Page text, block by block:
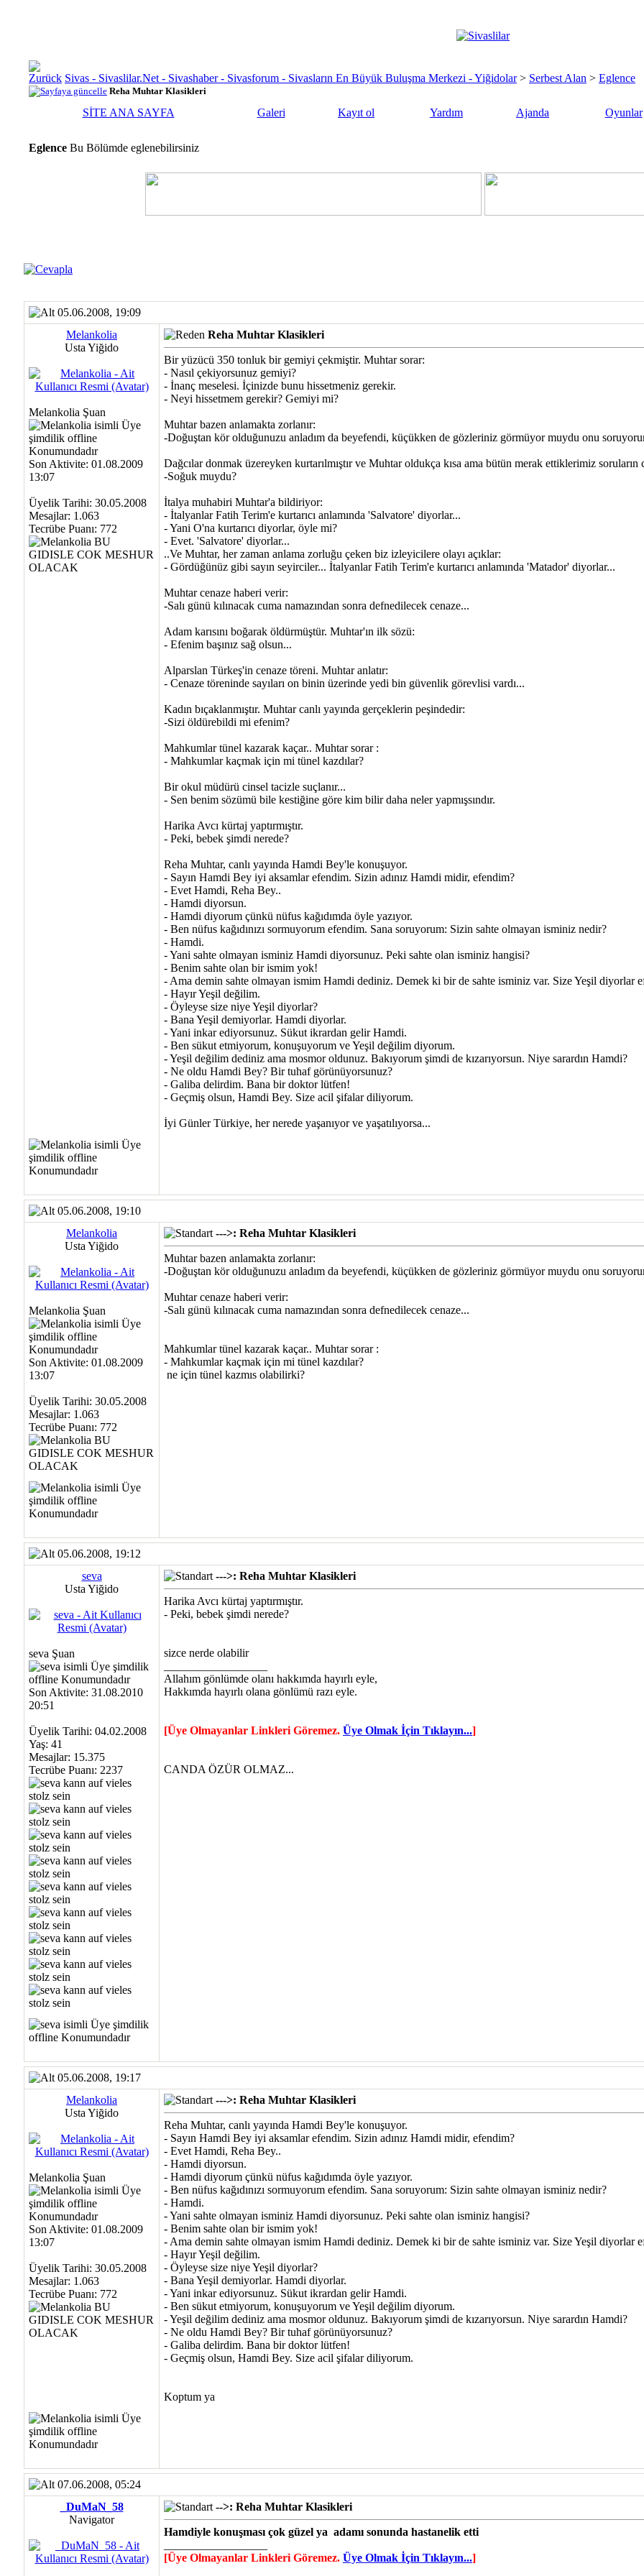
Sivas - Sivaslilar.Net - Sivashaber - Sivasforum - Sivasların En Büyük Buluşma Merkezi - Yiğidolar > Serbest Alan > Eglence
Reha Muhtar Klasikleri
SİTE ANA SAYFA Galeri Kayıt ol Yardım Ajanda Oyunlar
Eglence Bu Bölümde eglenebilirsiniz
05.06.2008, 19:09
Melankolia
Usta Yiğido
Melankolia Şuan
Son Aktivite: 01.08.2009
13:07
Üyelik Tarihi: 30.05.2008
Mesajlar: 1.063
Tecrübe Puanı: 772
Reha Muhtar Klasikleri
Bir yüzücü 350 tonluk bir gemiyi çekmiştir. Muhtar sorar:
- Nasıl çekiyorsunuz gemiyi?
- İnanç meselesi. İçinizde bunu hissetmeniz gerekir.
- Neyi hissetmem gerekir? Gemiyi mi?
Muhtar bazen anlamakta zorlanır:
-Doğuştan kör olduğunuzu anladım da beyefendi, küçükken de gözleriniz görmüyor muydu onu
Dağcılar donmak üzereyken kurtarılmıştır ve Muhtar oldukça kısa ama bütün merak ettiklerimiz
-Soğuk muydu?
İtalya muhabiri Muhtar'a bildiriyor:
- İtalyanlar Fatih Terim'e kurtarıcı anlamında 'Salvatore' diyorlar...
- Yani O'na kurtarıcı diyorlar, öyle mi?
- Evet. 'Salvatore' diyorlar...
..Ve Muhtar, her zaman anlama zorluğu çeken biz izleyicilere olayı açıklar:
- Gördüğünüz gibi sayın seyirciler... İtalyanlar Fatih Terim'e kurtarıcı anlamında 'Matador' diyorlar...
Muhtar cenaze haberi verir:
-Salı günü kılınacak cuma namazından sonra defnedilecek cenaze...
Adam karısını boğarak öldürmüştür. Muhtar'ın ilk sözü:
- Efenim başınız sağ olsun...
Alparslan Türkeş'in cenaze töreni. Muhtar anlatır:
- Cenaze töreninde sayıları on binin üzerinde yedi bin güvenlik görevlisi vardı...
Kadın bıçaklanmıştır. Muhtar canlı yayında gerçeklerin peşindedir:
-Sizi öldürebildi mi efenim?
Mahkumlar tünel kazarak kaçar.. Muhtar sorar :
- Mahkumlar kaçmak için mi tünel kazdılar?
Bir okul müdürü cinsel tacizle suçlanır...
- Sen benim sözümü bile kestiğine göre kim bilir daha neler yapmışsındır.
Harika Avcı kürtaj yaptırmıştır.
- Peki, bebek şimdi nerede?
Reha Muhtar, canlı yayında Hamdi Bey'le konuşuyor.
- Sayın Hamdi Bey iyi aksamlar efendim. Sizin adınız Hamdi midir, efendim?
- Evet Hamdi, Reha Bey..
- Hamdi diyorsun.
- Hamdi diyorum çünkü nüfus kağıdımda öyle yazıyor.
- Ben nüfus kağıdınızı sormuyorum efendim. Sana soruyorum: Sizin sahte olmayan isminiz nedir?
- Hamdi.
- Yani sahte olmayan isminiz Hamdi diyorsunuz. Peki sahte olan isminiz hangisi?
- Benim sahte olan bir ismim yok!
- Ama demin sahte olmayan ismim Hamdi dediniz. Demek ki bir de sahte isminiz var. Size Yeşil diyorlar
- Hayır Yeşil değilim.
- Öyleyse size niye Yeşil diyorlar?
- Bana Yeşil demiyorlar. Hamdi diyorlar.
- Yani inkar ediyorsunuz. Sükut ikrardan gelir Hamdi.
- Ben sükut etmiyorum, konuşuyorum ve Yeşil değilim diyorum.
- Yeşil değilim dediniz ama mosmor oldunuz. Bakıyorum şimdi de kızarıyorsun. Niye sarardın Hamdi?
- Ne oldu Hamdi Bey? Bir tuhaf görünüyorsunuz?
- Galiba delirdim. Bana bir doktor lütfen!
- Geçmiş olsun, Hamdi Bey. Size acil şifalar diliyorum.
İyi Günler Türkiye, her nerede yaşanıyor ve yaşatılıyorsa...
05.06.2008, 19:10
Melankolia
Usta Yiğido
Melankolia Şuan
Son Aktivite: 01.08.2009
13:07
Üyelik Tarihi: 30.05.2008
Mesajlar: 1.063
Tecrübe Puanı: 772
--->: Reha Muhtar Klasikleri
Muhtar bazen anlamakta zorlanır:
-Doğuştan kör olduğunuzu anladım da beyefendi, küçükken de gözleriniz görmüyor muydu onu
Muhtar cenaze haberi verir:
-Salı günü kılınacak cuma namazından sonra defnedilecek cenaze...
Mahkumlar tünel kazarak kaçar.. Muhtar sorar :
- Mahkumlar kaçmak için mi tünel kazdılar?
ne için tünel kazmıs olabilirki?
05.06.2008, 19:12
seva
Usta Yiğido
seva Şuan
Son Aktivite: 31.08.2010
20:51
Üyelik Tarihi: 04.02.2008
Yaş: 41
Mesajlar: 15.375
Tecrübe Puanı: 2237
--->: Reha Muhtar Klasikleri
Harika Avcı kürtaj yaptırmıştır.
- Peki, bebek şimdi nerede?
sizce nerde olabilir
Allahım gönlümde olanı hakkımda hayırlı eyle,
Hakkımda hayırlı olana gönlümü razı eyle.
[Üye Olmayanlar Linkleri Göremez. Üye Olmak İçin Tıklayın...]
CANDA ÖZÜR OLMAZ...
05.06.2008, 19:17
Melankolia
Usta Yiğido
Melankolia Şuan
Son Aktivite: 01.08.2009
13:07
Üyelik Tarihi: 30.05.2008
Mesajlar: 1.063
Tecrübe Puanı: 772
--->: Reha Muhtar Klasikleri
Reha Muhtar, canlı yayında Hamdi Bey'le konuşuyor.
- Sayın Hamdi Bey iyi aksamlar efendim. Sizin adınız Hamdi midir, efendim?
- Evet Hamdi, Reha Bey..
- Hamdi diyorsun.
- Hamdi diyorum çünkü nüfus kağıdımda öyle yazıyor.
- Ben nüfus kağıdınızı sormuyorum efendim. Sana soruyorum: Sizin sahte olmayan isminiz nedir?
- Hamdi.
- Yani sahte olmayan isminiz Hamdi diyorsunuz. Peki sahte olan isminiz hangisi?
- Benim sahte olan bir ismim yok!
- Ama demin sahte olmayan ismim Hamdi dediniz. Demek ki bir de sahte isminiz var. Size Yeşil diyorlar
- Hayır Yeşil değilim.
- Öyleyse size niye Yeşil diyorlar?
- Bana Yeşil demiyorlar. Hamdi diyorlar.
- Yani inkar ediyorsunuz. Sükut ikrardan gelir Hamdi.
- Ben sükut etmiyorum, konuşuyorum ve Yeşil değilim diyorum.
- Yeşil değilim dediniz ama mosmor oldunuz. Bakıyorum şimdi de kızarıyorsun. Niye sarardın Hamdi?
- Ne oldu Hamdi Bey? Bir tuhaf görünüyorsunuz?
- Galiba delirdim. Bana bir doktor lütfen!
- Geçmiş olsun, Hamdi Bey. Size acil şifalar diliyorum.
Koptum ya
07.06.2008, 05:24
_DuMaN_58
Navigator
-->: Reha Muhtar Klasikleri
Hamdiyle konuşması çok güzel ya adamı sonunda hastanelik etti
[Üye Olmayanlar Linkleri Göremez. Üye Olmak İçin Tıklayın...]